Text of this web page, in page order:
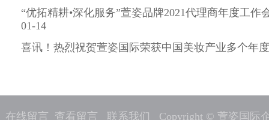
“优拓精耕•深化服务”萱姿品牌2021代理商年度工作
01-14
喜讯！热烈祝贺萱姿国际荣获中国美妆产业多个年
在线留言 查看留言 联系我们
Copyright © 萱姿国际